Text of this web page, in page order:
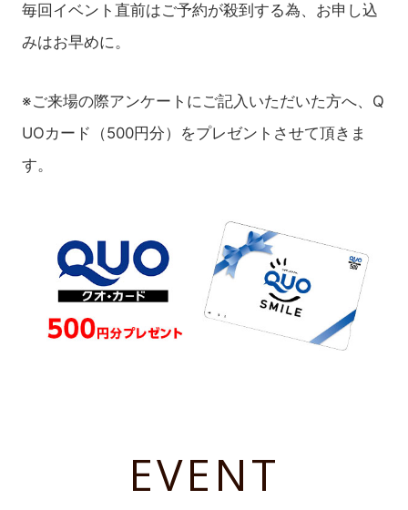
毎回イベント直前はご予約が殺到する為、お申し込
みはお早めに。
※ご来場の際アンケートにご記入いただいた方へ、Q
UOカード（500円分）をプレゼントさせて頂きま
す。
EVENT